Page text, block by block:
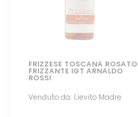
FRIZZESE TOSCANA ROSATO
FRIZZANTE IGT ARNALDO
ROSSI
Venduto da: Lievito Madre